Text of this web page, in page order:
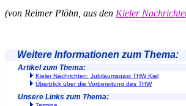
(von Reimer Plöhn, aus den Kieler
Weitere Informationen zum Thema:
Artikel zum Thema:
Kieler Nachrichten: Jubiläumsgast THW Kiel
Überblick über die Vorbereitung des THW
Unsere Links zum Thema: